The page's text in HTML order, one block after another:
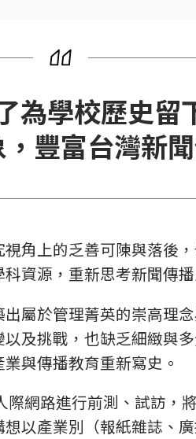
為學校歷史留
豐富台灣新
角上的乏善可陳與落後
資源，重新思考新聞傳
屬於管理菁英的崇高理
及挑戰，也缺乏細緻與
與傳播教育重新寫史。
網路進行前測、試訪，
以產業別（報紙雜誌、